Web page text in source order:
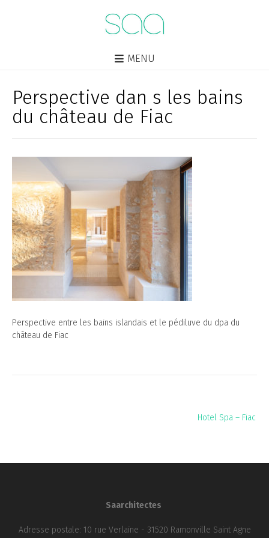
MENU
Perspective dan s les bains
du château de Fiac
Perspective entre les bains islandais et le pédiluve du dpa du
château de Fiac
Hotel Spa – Fiac
Saarchitectes
Adresse postale: 10 rue Verlaine - 31520 Ramonville Saint Agne